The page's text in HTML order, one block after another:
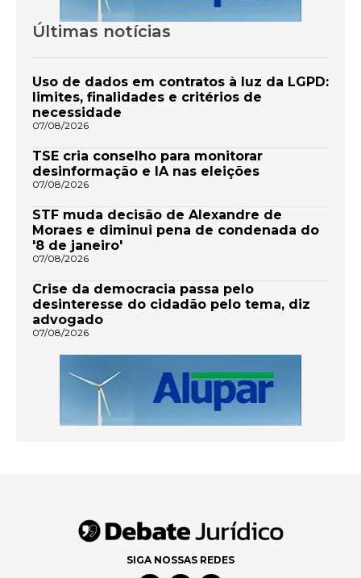
Últimas notícias
Uso de dados em contratos à luz da LGPD:
limites, finalidades e critérios de
necessidade
07/08/2026
TSE cria conselho para monitorar
desinformação e IA nas eleições
07/08/2026
STF muda decisão de Alexandre de
Moraes e diminui pena de condenada do
'8 de janeiro'
07/08/2026
Crise da democracia passa pelo
desinteresse do cidadão pelo tema, diz
advogado
07/08/2026
SIGA NOSSAS REDES